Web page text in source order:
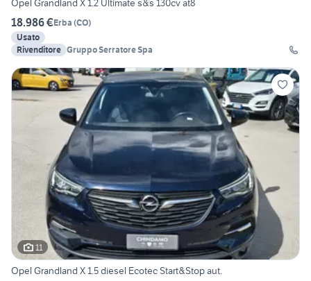
Opel Grandland X 1.2 Ultimate s&s 130cv at8
18.986 €Erba (CO)
Usato
Rivenditore Gruppo Serratore Spa
11
Opel Grandland X 1.5 diesel Ecotec Start&Stop aut.